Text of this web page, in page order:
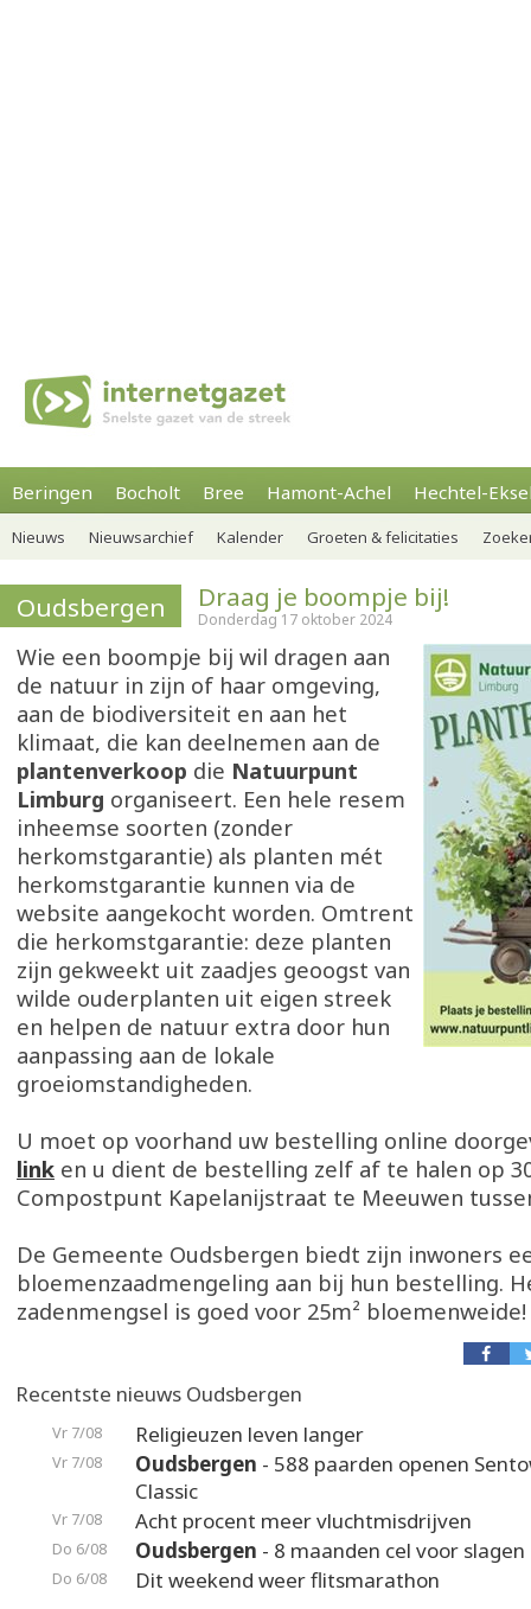
Beringen Bocholt Bree Hamont-Achel Hechtel-
Nieuws Nieuwsarchief Kalender Groeten & felicitaties
Oudsbergen Draag je boompje bij!
Donderdag 17 oktober 2024
Wie een boompje bij wil dragen aan
de natuur in zijn of haar omgeving,
aan de biodiversiteit en aan het
klimaat, die kan deelnemen aan de
plantenverkoop die Natuurpunt
Limburg organiseert. Een hele resem
inheemse soorten (zonder
herkomstgarantie) als planten mét
herkomstgarantie kunnen via de
website aangekocht worden. Omtrent
die herkomstgarantie: deze planten
zijn gekweekt uit zaadjes geoogst van
wilde ouderplanten uit eigen streek
en helpen de natuur extra door hun
aanpassing aan de lokale
groeiomstandigheden.
U moet op voorhand uw bestelling online
link en u dient de bestelling zelf af te halen op
Compostpunt Kapelanijstraat te Meeuwen
De Gemeente Oudsbergen biedt zijn inwoners
bloemenzaadmengeling aan bij hun bestelling.
zadenmengsel is goed voor 25m² bloemenweide!
Recentste nieuws Oudsbergen
Vr 7/08 Religieuzen leven langer
Vr 7/08 Oudsbergen - 588 paarden openen
Classic
Vr 7/08 Acht procent meer vluchtmisdrijven
Do 6/08 Oudsbergen - 8 maanden cel voor
Do 6/08 Dit weekend weer flitsmarathon